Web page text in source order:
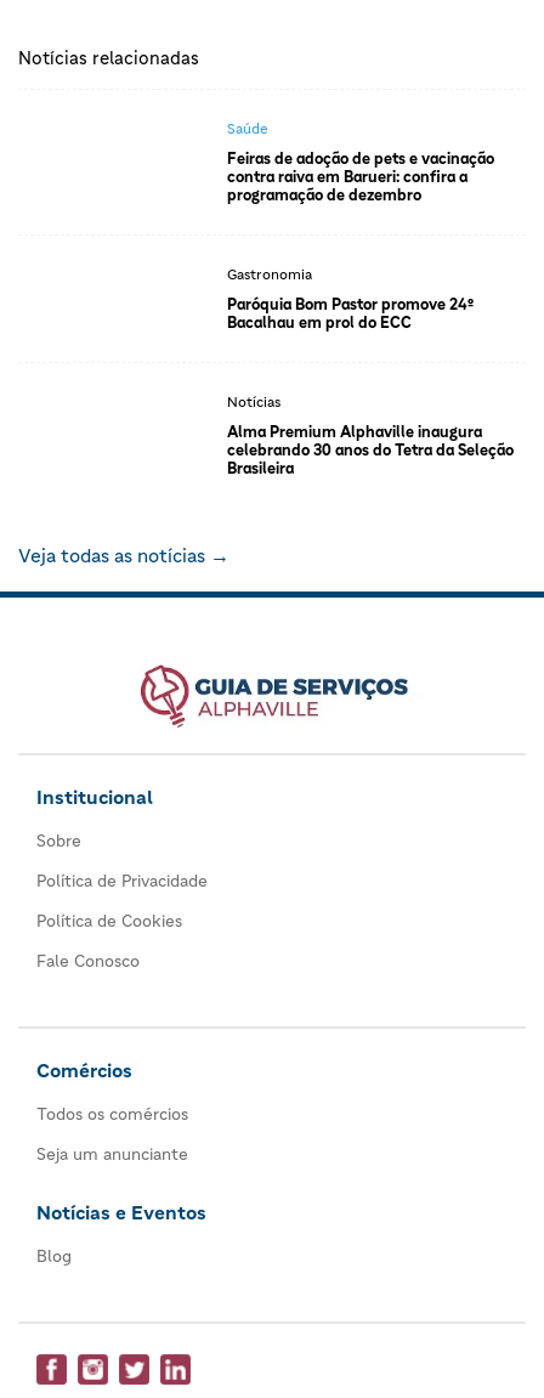
Notícias relacionadas
Saúde
Feiras de adoção de pets e vacinação
contra raiva em Barueri: confira a
programação de dezembro
Gastronomia
Paróquia Bom Pastor promove 24º
Bacalhau em prol do ECC
Notícias
Alma Premium Alphaville inaugura
celebrando 30 anos do Tetra da Seleção
Brasileira
Veja todas as notícias →
Institucional
Sobre
Política de Privacidade
Política de Cookies
Fale Conosco
Comércios
Todos os comércios
Seja um anunciante
Notícias e Eventos
Blog